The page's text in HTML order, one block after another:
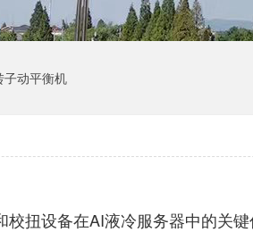
子动平衡机
校扭设备在AI液冷服务器中的关键